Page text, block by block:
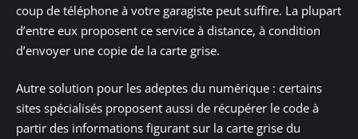
coup de téléphone à votre garagiste peut suffire. La plupart
d’entre eux proposent ce service à distance, à condition
d’envoyer une copie de la carte grise.
Autre solution pour les adeptes du numérique : certains
sites spécialisés proposent aussi de récupérer le code à
partir des informations figurant sur la carte grise du